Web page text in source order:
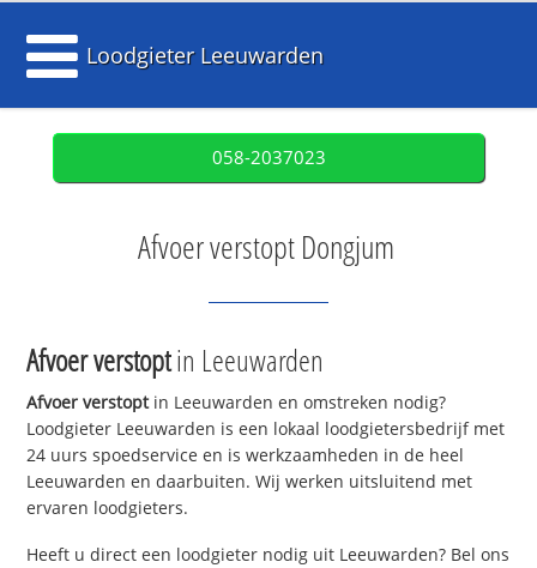
Loodgieter Leeuwarden
058-2037023
Afvoer verstopt Dongjum
Afvoer verstoptin Leeuwarden
Afvoer verstoptin Leeuwarden en omstreken nodig?
Loodgieter Leeuwarden is een lokaal loodgietersbedrijf met
24 uurs spoedservice en is werkzaamheden in de heel
Leeuwarden en daarbuiten. Wij werken uitsluitend met
ervaren loodgieters.
Heeft u direct een loodgieter nodig uit Leeuwarden? Bel ons